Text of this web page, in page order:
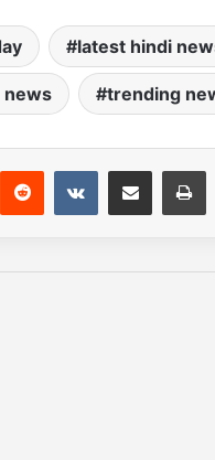
latest hindi
news trending